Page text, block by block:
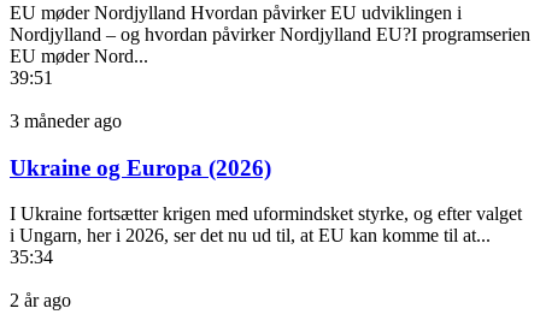
EU møder Nordjylland Hvordan påvirker EU udviklingen i
Nordjylland – og hvordan påvirker Nordjylland EU?I programserien
EU møder Nord...
39:51
3 måneder ago
Ukraine og Europa (2026)
I Ukraine fortsætter krigen med uformindsket styrke, og efter valget
i Ungarn, her i 2026, ser det nu ud til, at EU kan komme til at...
35:34
2 år ago